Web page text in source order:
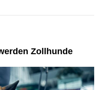
Zollhunde